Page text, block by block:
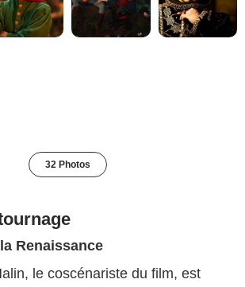
32 Photos
Renaissance
le coscénariste du film, est